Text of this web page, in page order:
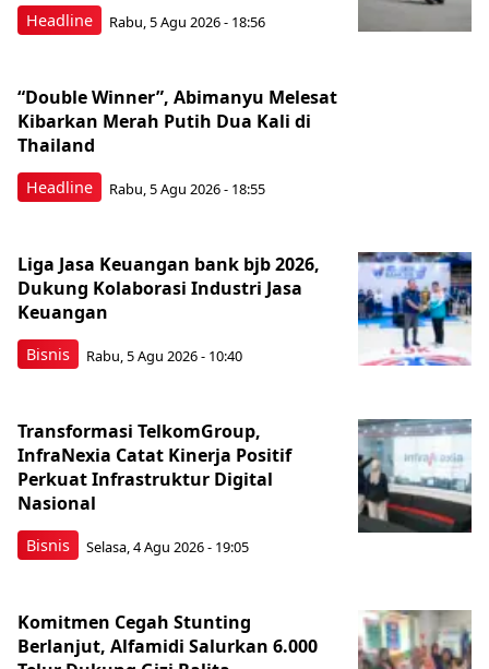
Headline Rabu, 5 Agu 2026 - 18:56
Headline
“Double Winner”, Abimanyu Melesat
Kibarkan Merah Putih Dua Kali di
Thailand
Rabu, 5 Agu 2026 - 18:55
Bisnis
Liga Jasa Keuangan bank bjb 2026,
Dukung Kolaborasi Industri Jasa
Keuangan
Rabu, 5 Agu 2026 - 10:40
Bisnis
Transformasi TelkomGroup,
InfraNexia Catat Kinerja Positif
Perkuat Infrastruktur Digital
Nasional
Selasa, 4 Agu 2026 - 19:05
Komitmen Cegah Stunting
Berlanjut, Alfamidi Salurkan 6.000